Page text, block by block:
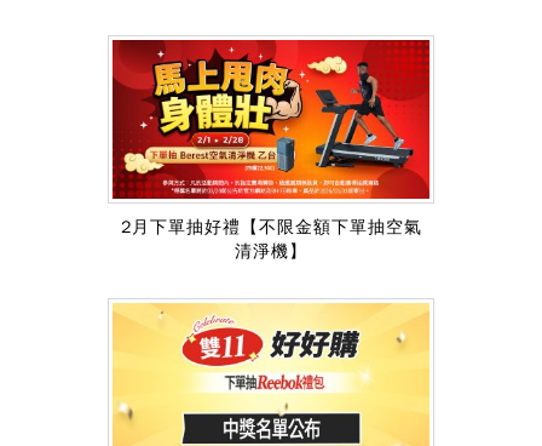
2月下單抽好禮【不限金額下單抽空氣
清淨機】